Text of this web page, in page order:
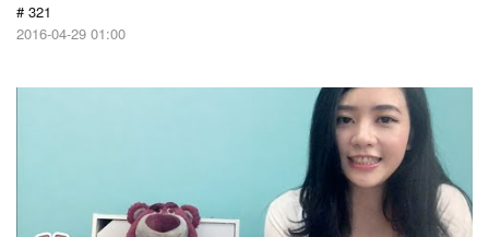
# 321
2016-04-29 01:00